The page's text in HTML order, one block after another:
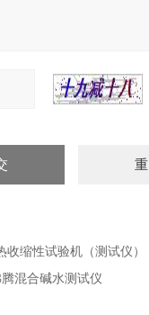
缩性试验机（测试仪）
混合碱水测试仪